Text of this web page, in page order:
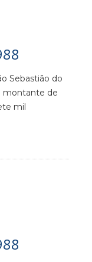
Sebastião do
montante de
mil